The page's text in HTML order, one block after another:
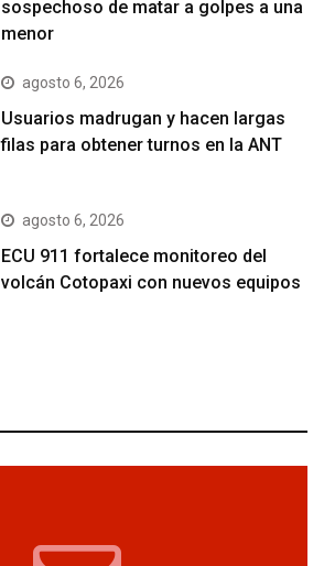
sospechoso de matar a golpes a una
menor
agosto 6, 2026
Usuarios madrugan y hacen largas
filas para obtener turnos en la ANT
agosto 6, 2026
ECU 911 fortalece monitoreo del
volcán Cotopaxi con nuevos equipos